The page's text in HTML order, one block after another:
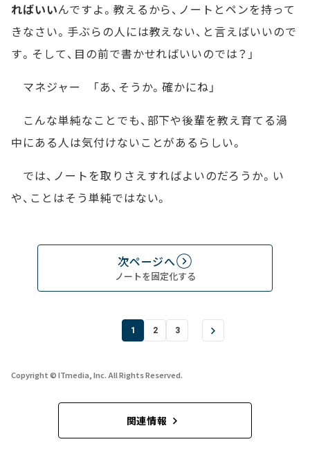
ればいいんですよ。教えるから、ノートとペンを持って
きなさい。手ぶらの人には教えない、と言えばいいので
す。そして、目の前で書かせればいいのでは？」
マネジャー 「あ、そうか。確かにね」
こんな単純なことでも、部下や後輩を教え育てる渦
中にある人は気付けないことがあるらしい。
では、ノートを取りさえすればよいのだろうか。い
や、ことはそう単純ではない。
次ページへ
ノートを固定化する
1 2 3
Copyright © ITmedia, Inc. All Rights Reserved.
関連情報